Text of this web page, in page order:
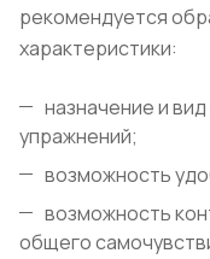
рекомендуется
характеристики:
назначение и
упражнений;
возможность
возможность
общего